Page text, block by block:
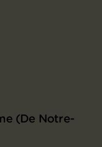
(De Notre-